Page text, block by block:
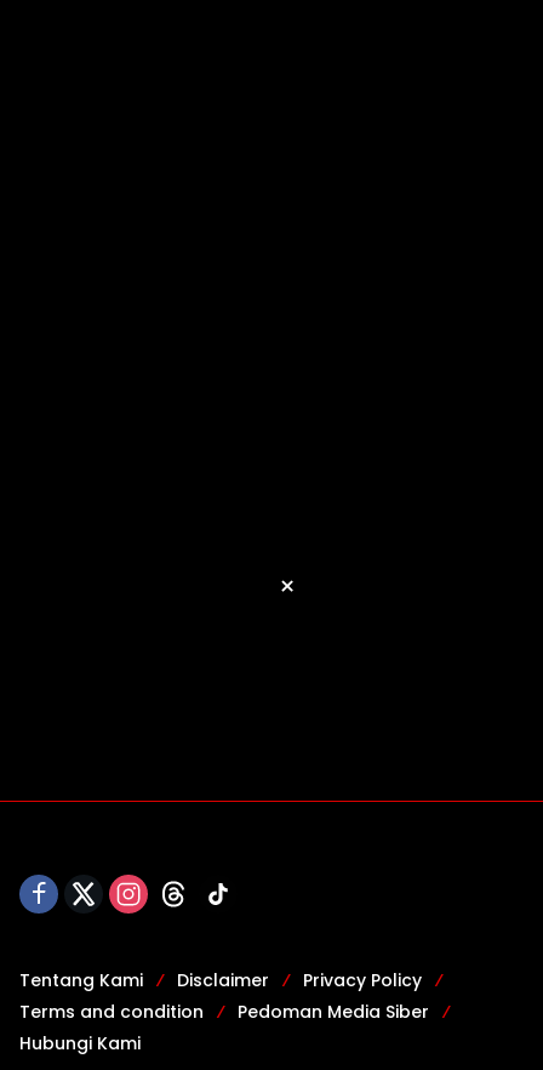
Tentang Kami Disclaimer
Privacy Policy
Terms and condition
Pedoman Media Siber
Hubungi Kami
×